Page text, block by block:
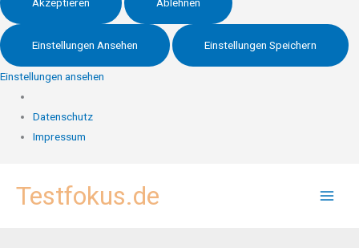
Einstellungen Ansehen Einstellungen Speichern
Einstellungen ansehen
Datenschutz
Impressum
InhaltTestfokus.de